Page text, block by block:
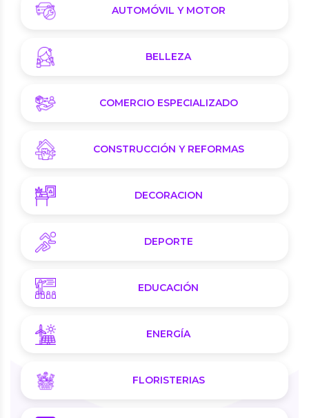
AUTOMÓVIL Y MOTOR
BELLEZA
COMERCIO ESPECIALIZADO
CONSTRUCCIÓN Y REFORMAS
DECORACION
DEPORTE
EDUCACIÓN
ENERGÍA
FLORISTERIAS